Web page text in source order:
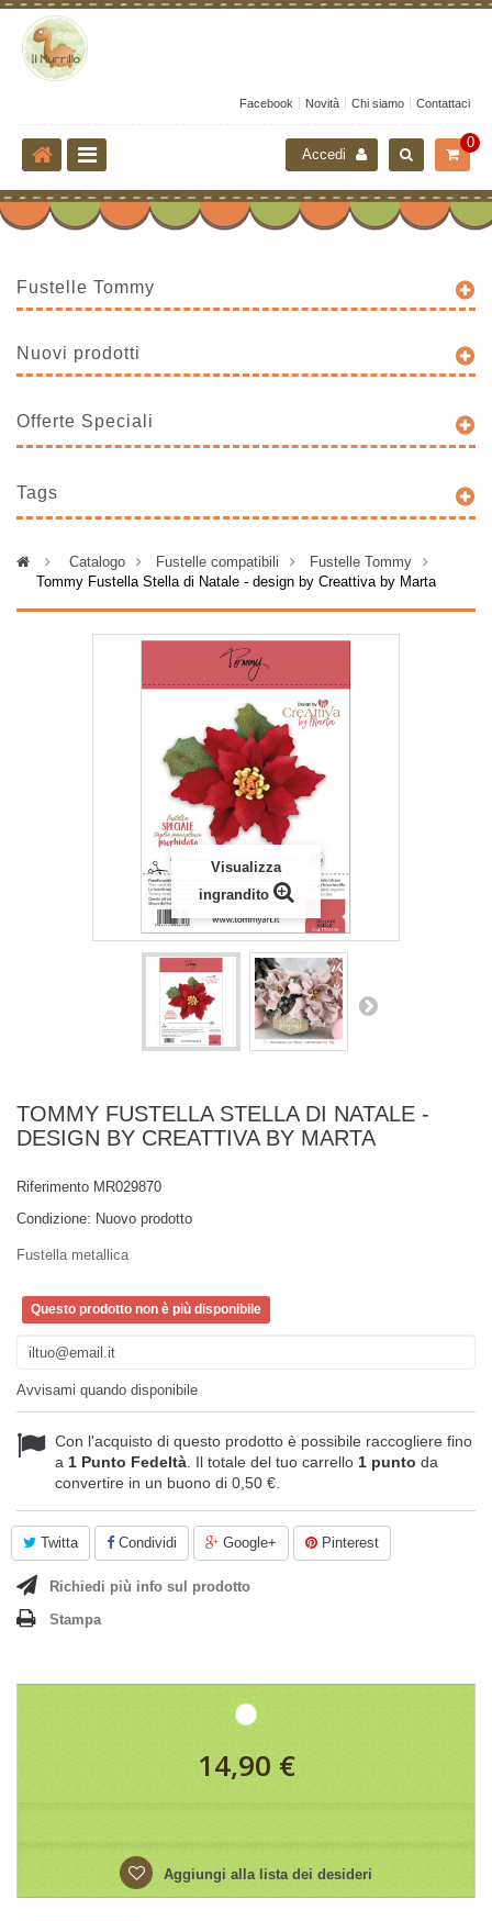
Facebook Novità Chi siamo Contattaci
0
Accedi
Fustelle Tommy
Nuovi prodotti
Offerte Speciali
Tags
> Catalogo > Fustelle compatibili >
Fustelle Tommy
Tommy Fustella Stella di Natale - design by Creattiva by Marta
Visualizza
ingrandito
TOMMY FUSTELLA STELLA DI NATALE -
DESIGN BY CREATTIVA BY MARTA
Riferimento MR029870
Condizione: Nuovo prodotto
Fustella metallica
Questo prodotto non è più disponibile
Avvisami quando disponibile
Con l'acquisto di questo prodotto è possibile raccogliere fino
a 1 Punto Fedeltà . Il totale del tuo carrello 1 punto da
convertire in un buono di 0,50 €
Twitta Condividi Google+ Pinterest
Richiedi più info sul prodotto
Stampa
14,90 €
Aggiungi alla lista dei desideri